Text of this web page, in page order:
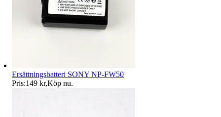
Ersättningsbatteri SONY NP-FW50
Pris:149 kr,Köp nu.